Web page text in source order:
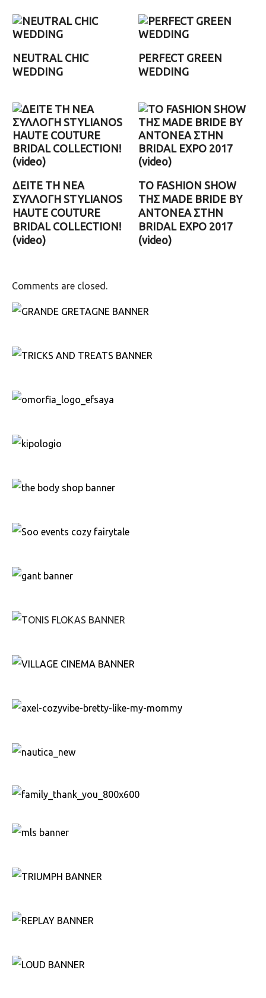
NEUTRAL CHIC
WEDDING
PERFECT GREEN
WEDDING
ΔΕΙΤΕ ΤΗ ΝΕΑ
ΣΥΛΛΟΓΗ STYLIANOS
HAUTE COUTURE
BRIDAL COLLECTION!
(video)
TΟ FASHION SHOW
ΤΗΣ MADE BRIDE BY
ANTONEA ΣΤΗΝ
BRIDAL EXPO 2017
(video)
Comments are closed.